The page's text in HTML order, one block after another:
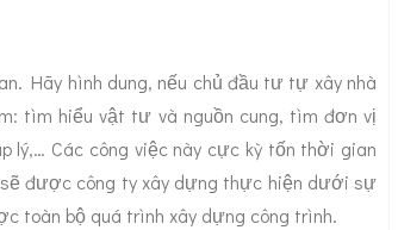
Hãy hình dung, nếu chủ đầu tư tự xây nhà
tìm hiểu vật tư và nguồn cung, tìm đơn vị
lý,… Các công việc này cực kỳ tốn thời gian
được công ty xây dựng thực hiện dưới sự
toàn bộ quá trình xây dựng công trình.